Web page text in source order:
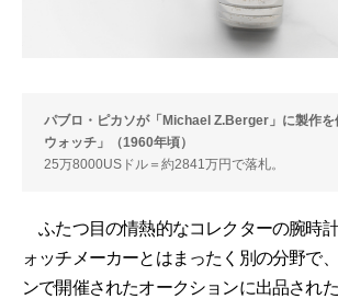
パブロ・ピカソが「Michael Z.Berger」に製作を
ウォッチ」（1960年頃）
25万8000USドル＝約2841万円で落札。
ふたつ目の情熱的なコレクターの腕時
ォッチメーカーとはまったく別の分野で
ンで開催されたオークションに出品され